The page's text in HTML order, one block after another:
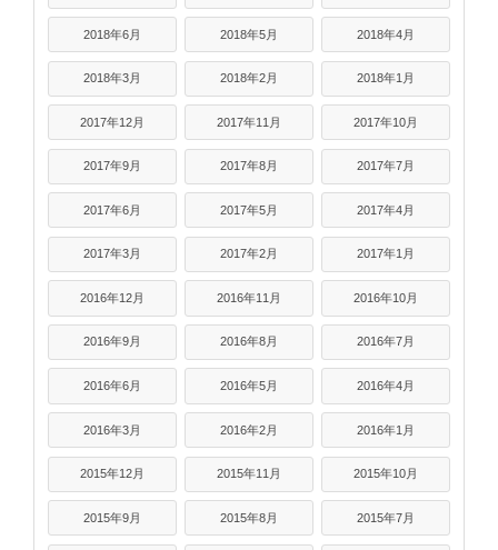
2018年6月 2018年5月 2018年4月
2018年3月 2018年2月 2018年1月
2017年12月 2017年11月 2017年10月
2017年9月 2017年8月 2017年7月
2017年6月 2017年5月 2017年4月
2017年3月 2017年2月 2017年1月
2016年12月 2016年11月 2016年10月
2016年9月 2016年8月 2016年7月
2016年6月 2016年5月 2016年4月
2016年3月 2016年2月 2016年1月
2015年12月 2015年11月 2015年10月
2015年9月 2015年8月 2015年7月